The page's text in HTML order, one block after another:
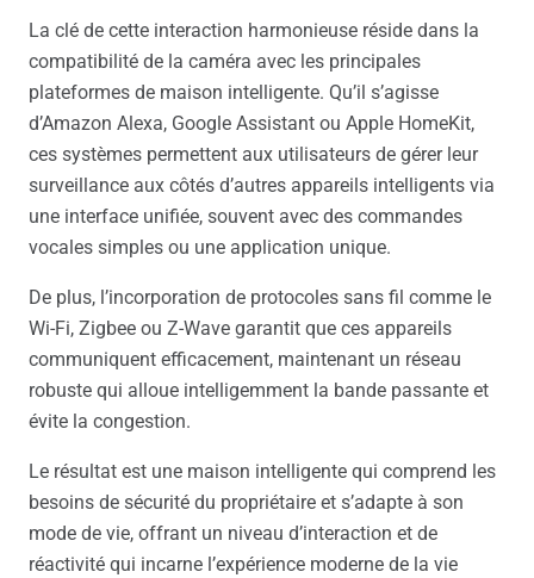
La clé de cette interaction harmonieuse réside dans la
compatibilité de la caméra avec les principales
plateformes de maison intelligente. Qu’il s’agisse
d’Amazon Alexa, Google Assistant ou Apple HomeKit,
ces systèmes permettent aux utilisateurs de gérer leur
surveillance aux côtés d’autres appareils intelligents via
une interface unifiée, souvent avec des commandes
vocales simples ou une application unique.
De plus, l’incorporation de protocoles sans fil comme le
Wi-Fi, Zigbee ou Z-Wave garantit que ces appareils
communiquent efficacement, maintenant un réseau
robuste qui alloue intelligemment la bande passante et
évite la congestion.
Le résultat est une maison intelligente qui comprend les
besoins de sécurité du propriétaire et s’adapte à son
mode de vie, offrant un niveau d’interaction et de
réactivité qui incarne l’expérience moderne de la vie